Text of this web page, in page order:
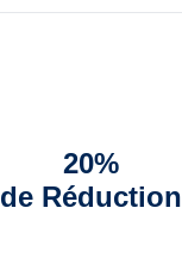
20%
de Réduction